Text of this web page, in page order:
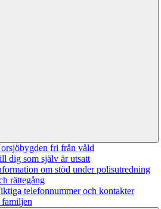
fri från våld
dig som själv är utsatt
om stöd under polisutredning
rättegång
telefonnummer och kontakter